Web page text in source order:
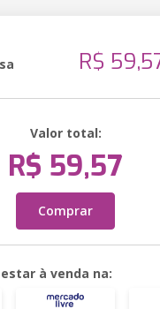
R$
Valor total:
R$ 59,57
Comprar
à venda na: